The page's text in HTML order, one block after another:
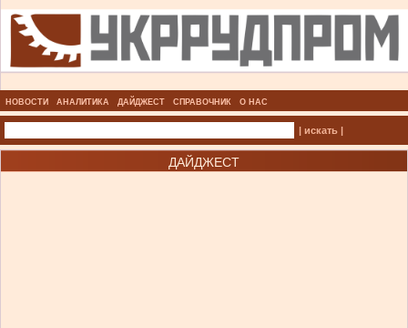
НОВОСТИ АНАЛИТИКА ДАЙДЖЕСТ СПРАВОЧНИК О НАС
| искать |
ДАЙДЖЕСТ